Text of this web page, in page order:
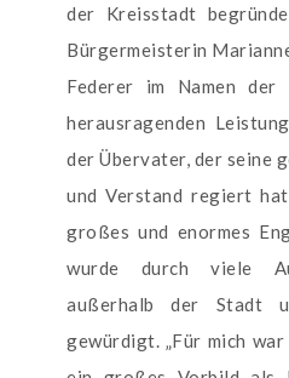
der Kreisstadt
Bürgermeisterin
Federer im Namen
herausragenden
der Übervater, der seine
und Verstand regiert
großes und enormes
wurde durch viele
außerhalb der Stadt
gewürdigt. „Für mich